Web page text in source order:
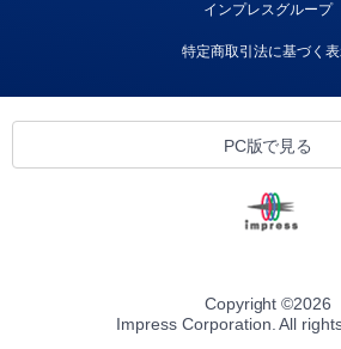
インプレスグループ
特定商取引法に基づく
PC版で見る
Copyright ©2026
Impress Corporation. All